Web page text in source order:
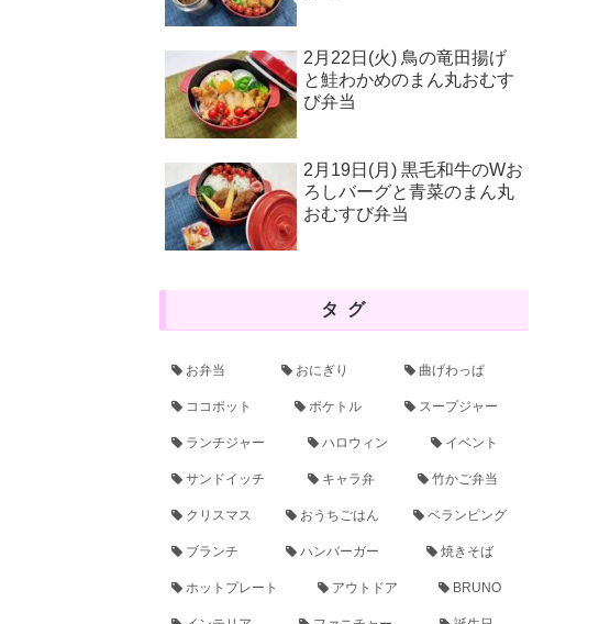
2月22日(火) 鳥の竜田揚げ
と鮭わかめのまん丸おむす
び弁当
2月19日(月) 黒毛和牛のWお
ろしバーグと青菜のまん丸
おむすび弁当
タグ
お弁当 おにぎり 曲げわっぱ
ココポット ポケトル スープジャー
ランチジャー ハロウィン イベント
サンドイッチ キャラ弁 竹かご弁当
クリスマス おうちごはん ベランピング
ブランチ ハンバーガー 焼きそば
ホットプレート アウトドア BRUNO